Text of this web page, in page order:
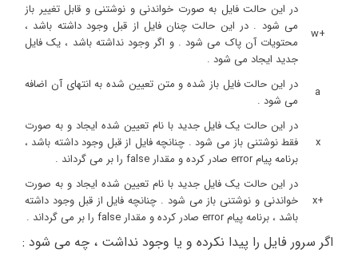
+w
در این حالت فایل به صورت خواندنی و نوشتنی و قابل تغییر باز
می شود . در این حالت چنان فایل از قبل وجود داشته باشد ،
محتویات آن پاک می شود . و اگر وجود نداشته باشد ، یک فایل
جدید ایجاد می شود .
a
در این حالت فایل باز شده و متن تعیین شده به انتهای آن اضافه
می شود .
x
در این حالت یک فایل جدید با نام تعیین شده ایجاد و به صورت
فقط نوشتنی باز می شود . چنانچه فایل از قبل وجود داشته باشد ،
برنامه پیام error صادر کرده و مقدار false را بر می گرداند .
+x
در این حالت یک فایل جدید با نام تعیین شده ایجاد و به صورت
خواندنی و نوشتنی باز می شود . چنانچه فایل از قبل وجود داشته
باشد ، برنامه پیام error صادر کرده و مقدار false را بر می گرداند .
اگر سرور فایل را پیدا نکرده و یا وجود نداشت ، چه می شود :